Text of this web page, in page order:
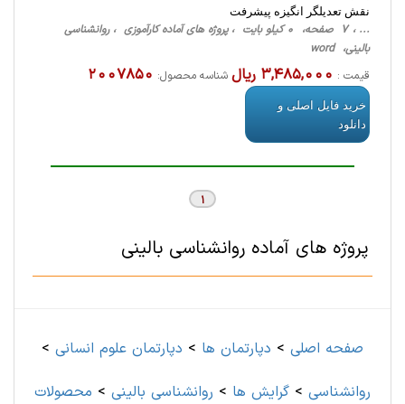
نقش تعدیلگر انگیزه پیشرفت
... ، 7 صفحه، 0 کیلو بایت ، پروژه های آماده کارآموزی ، روانشناسی
‌بالینی، word
قیمت : 3,485,000 ریال شناسه محصول: 2007850
خرید فایل اصلی و
دانلود
1
پروژه های آماده روانشناسی ‌بالینی
صفحه اصلی > دپارتمان ها > دپارتمان علوم انسانی >
روانشناسی > گرایش ها > روانشناسی ‌بالینی > محصولات